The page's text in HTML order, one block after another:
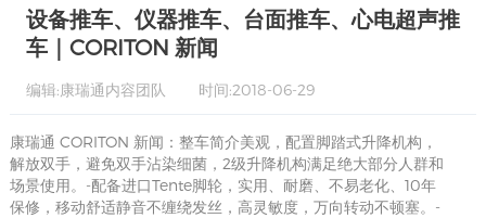
设备推车、仪器推车、台面推车、心电超声推
车｜CORITON 新闻
编辑:康瑞通内容团队 时间:2018-06-29
康瑞通 CORITON 新闻：整车简介美观，配置脚踏式升降机构，
解放双手，避免双手沾染细菌，2级升降机构满足绝大部分人群和
场景使用。-配备进口Tente脚轮，实用、耐磨、不易老化、10年
保修，移动舒适静音不缠绕发丝，高灵敏度，万向转动不顿塞。-